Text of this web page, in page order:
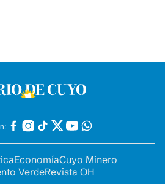
EconomíaCuyo Minero
VerdeRevista OH